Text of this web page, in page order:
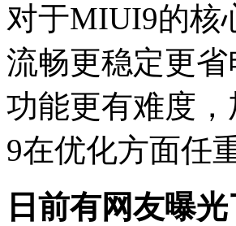
对于MIUI9的核
流畅更稳定更
功能更有难度
9在优化方面任
日前有网友曝